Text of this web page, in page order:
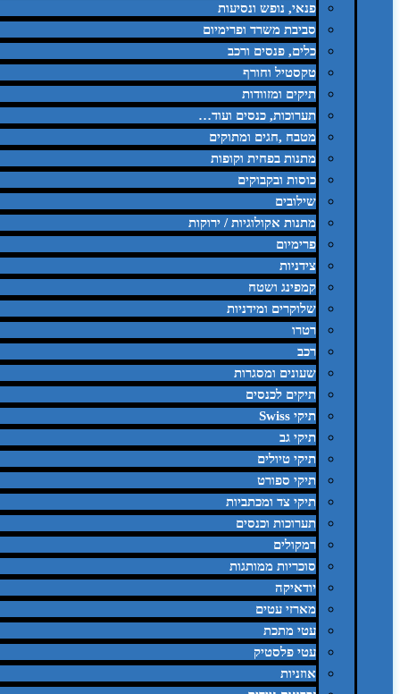
פנאי, נופש ונסיעות
סביבת משרד ופרימיום
כלים, פנסים ורכב
טקסטיל וחורף
תיקים ומזוודות
תערוכות, כנסים ועוד…
מטבח ,חגים ומתוקים
מתנות בפחית וקופות
כוסות ובקבוקים
שילובים
מתנות אקולוגיות / ירוקות
פרימיום
צידניות
קמפינג ושטח
שלוקרים ומידניות
רטרו
רכב
שעונים ומסגרות
תיקים לכנסים
תיקי Swiss
תיקי גב
תיקי טיולים
תיקי ספורט
תיקי צד ומכתביות
תערוכות וכנסים
רמקולים
סוכריות ממותגות
יודאיקה
מארזי עטים
עטי מתכת
עטי פלסטיק
אוזניות